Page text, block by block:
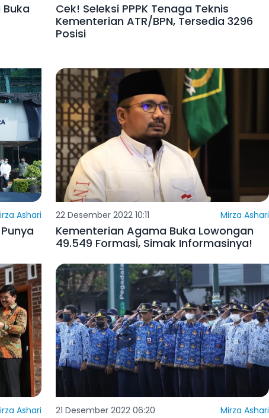
Cek! Seleksi PPPK Tenaga Teknis
Kementerian ATR/BPN, Tersedia 3296
Posisi
Ashari 22 Desember 2022 10:11 Mirza Ashari
Kementerian Agama Buka Lowongan
49.549 Formasi, Simak Informasinya!
Ashari 21 Desember 2022 06:20 Mirza Ashari